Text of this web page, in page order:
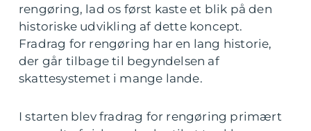
rengøring, lad os først kaste et blik på den
historiske udvikling af dette koncept.
Fradrag for rengøring har en lang historie,
der går tilbage til begyndelsen af
skattesystemet i mange lande.
I starten blev fradrag for rengøring primært